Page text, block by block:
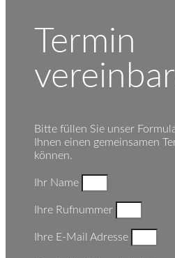
Termin
Bitte füllen Sie unser
Ihnen einen gemeinsamen
können.
Ihr Name
Ihre Rufnummer
Ihre E-Mail Adresse